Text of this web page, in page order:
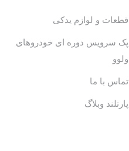
قطعات و لوازم یدکی
پک سرویس دوره ای خودروهای
ولوو
تماس با ما
پارتلند وبلاگ